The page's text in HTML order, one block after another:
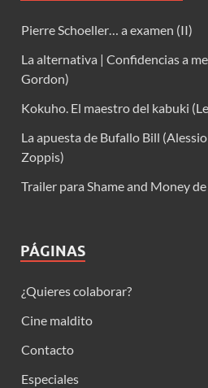
Pierre Schoeller… a examen (II)
La alternativa | Confidencias a
Gordon)
Kokuho. El maestro del kabuki
La apuesta de Bufallo Bill
Zoppis)
Trailer para Shame and Money
PÁGINAS
¿Quieres colaborar?
Cine maldito
Contacto
Especiales